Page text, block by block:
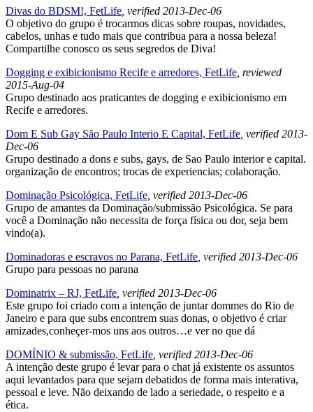
Divas do BDSM!, FetLife , verified 2013-Dec-06
O objetivo do grupo é trocarmos dicas sobre roupas, novidades,
cabelos, unhas e tudo mais que contribua para a nossa beleza!
Compartilhe conosco os seus segredos de Diva!
Dogging e exibicionismo Recife e arredores, FetLife , reviewed
2015-Aug-04
Grupo destinado aos praticantes de dogging e exibicionismo em
Recife e arredores.
Dom E Sub Gay São Paulo Interio E Capital, FetLife , verified 2013-
Dec-06
Grupo destinado a dons e subs, gays, de Sao Paulo interior e capital.
organização de encontros; trocas de experiencias; colaboração.
Dominação Psicológica, FetLife , verified 2013-Dec-06
Grupo de amantes da Dominação/submissão Psicológica. Se para
você a Dominação não necessita de força física ou dor, seja bem
vindo(a).
Dominadoras e escravos no Parana, FetLife , verified 2013-Dec-06
Grupo para pessoas no parana
Dominatrix – RJ, FetLife , verified 2013-Dec-06
Este grupo foi criado com a intenção de juntar dommes do Rio de
Janeiro e para que subs encontrem suas donas, o objetivo é criar
amizades,conheçer-mos uns aos outros…e ver no que dá
DOMÍNIO & submissão, FetLife , verified 2013-Dec-06
A intenção deste grupo é levar para o chat já existente os assuntos
aqui levantados para que sejam debatidos de forma mais interativa,
pessoal e leve. Não deixando de lado a seriedade, o respeito e a
ética.